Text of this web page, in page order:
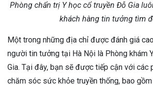
Phòng chẩn trị Y học cổ truyền Đỗ Gia
khách hàng tin tưởng tìm
Một trong những địa chỉ được đánh giá
người tin tưởng tại Hà Nội là Phòng khám
Gia. Tại đây, bạn sẽ được tiếp cận với các
chăm sóc sức khỏe truyền thống, bao